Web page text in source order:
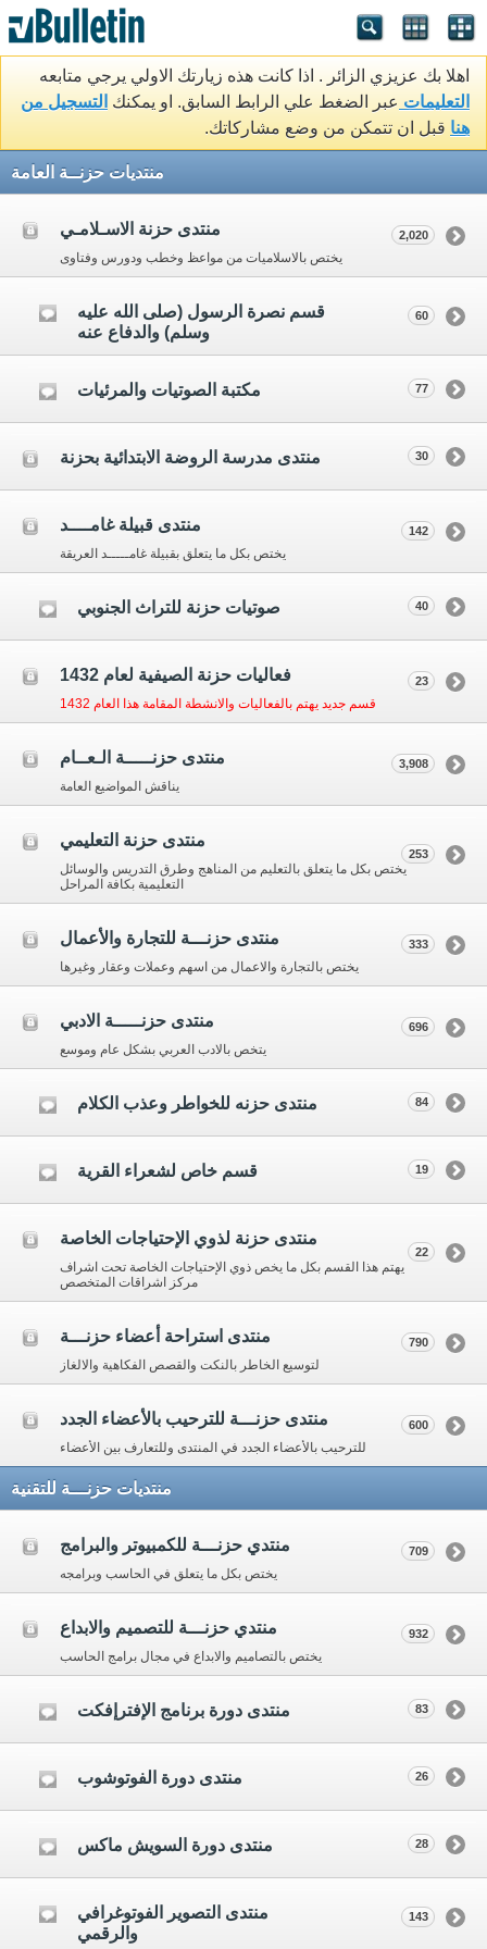
اهلا بك عزيزي الزائر . اذا كانت هذه زيارتك الاولي يرجي متابعه
التعليمات عبر الضغط علي الرابط السابق. او يمكنك التسجيل من
هنا قبل ان تتمكن من وضع مشاركاتك.
منتديات حزنــة العامة
منتدى حزنة الاسـلامـي
يختص بالاسلاميات من مواعظ وخطب ودورس وفتاوى
2,020
قسم نصرة الرسول (صلى الله عليه
وسلم) والدفاع عنه
60
مكتبة الصوتيات والمرئيات 77
منتدى مدرسة الروضة الابتدائية بحزنة 30
منتدى قبيلة غامــــد
يختص بكل ما يتعلق بقبيلة غامـــــد العريقة
142
صوتيات حزنة للتراث الجنوبي 40
فعاليات حزنة الصيفية لعام 1432
قسم جديد يهتم بالفعاليات والانشطة المقامة هذا العام 1432
23
منتدى حزنـــــة الـعــام
يناقش المواضيع العامة
3,908
منتدى حزنة التعليمي
يختص بكل ما يتعلق بالتعليم من المناهج وطرق التدريس والوسائل
التعليمية بكافة المراحل
253
منتدى حزنـــة للتجارة والأعمال
يختص بالتجارة والاعمال من اسهم وعملات وعقار وغيرها
333
منتدى حزنـــــة الادبي
يتخص بالادب العربي بشكل عام وموسع
696
منتدى حزنه للخواطر وعذب الكلام 84
قسم خاص لشعراء القرية 19
منتدى حزنة لذوي الإحتياجات الخاصة
يهتم هذا القسم بكل ما يخص ذوي الإحتياجات الخاصة تحت اشراف
مركز اشراقات المتخصص
22
منتدى استراحة أعضاء حزنـــة
لتوسيع الخاطر بالنكت والقصص الفكاهية والالغاز
790
منتدى حزنـــة للترحيب بالأعضاء الجدد
للترحيب بالأعضاء الجدد في المنتدى وللتعارف بين الأعضاء
600
منتديات حزنـــة للتقنية
منتدي حزنـــة للكمبيوتر والبرامج
يختص بكل ما يتعلق في الحاسب وبرامجه
709
منتدي حزنـــة للتصميم والابداع
يختص بالتصاميم والابداع في مجال برامج الحاسب
932
منتدى دورة برنامج الإفترإفكت 83
منتدى دورة الفوتوشوب 26
منتدى دورة السويش ماكس 28
منتدى التصوير الفوتوغرافي
والرقمي
143